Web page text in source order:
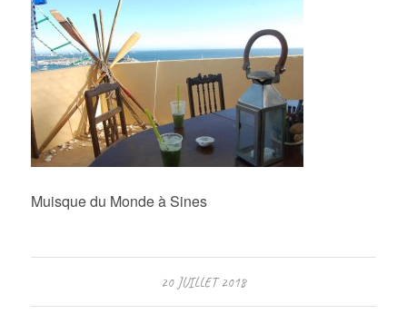
Muisque du Monde à Sines
20 JUILLET 2018